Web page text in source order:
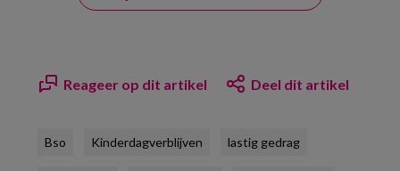
Reageer op dit artikel Deel dit artikel
Bso Kinderdagverblijven lastig gedrag